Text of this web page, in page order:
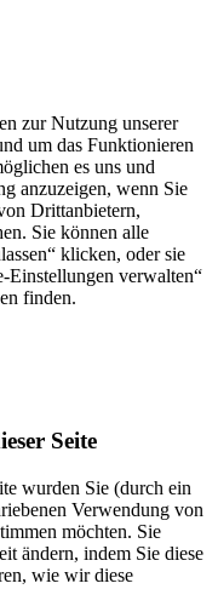
zur Nutzung unserer
um das Funktionieren
es uns und
anzuzeigen, wenn Sie
Drittanbietern,
Sie können alle
klicken, oder sie
Einstellungen verwalten“
finden.
Seite
wurden Sie (durch ein
Verwendung von
möchten. Sie
ändern, indem Sie diese
wie wir diese